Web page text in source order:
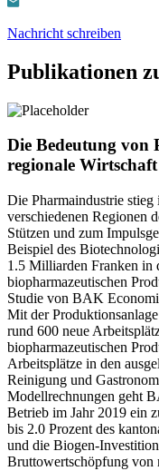
Nachricht schreiben
Publikationen
Die Bedeutung von
regionale Wirtschaft
Die Pharmaindustrie stieg
verschiedenen Regionen
Stützen und zum
Beispiel des
1.5 Milliarden Franken in
biopharmazeutischen
Studie von BAK
Mit der
rund 600 neue
biopharmazeutischen
Arbeitsplätze in den
Reinigung und
Modellrechnungen geht
Betrieb im Jahr 2019 ein
bis 2.0 Prozent des
und die Biogen-
Bruttowertschöpfung von